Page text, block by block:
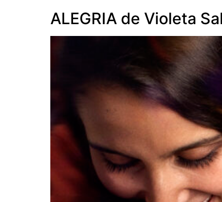
ALEGRIA de Violeta